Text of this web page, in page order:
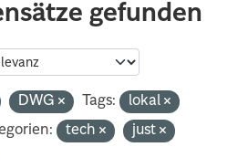
gefunden
DWG Tags:
lokal
tech
just